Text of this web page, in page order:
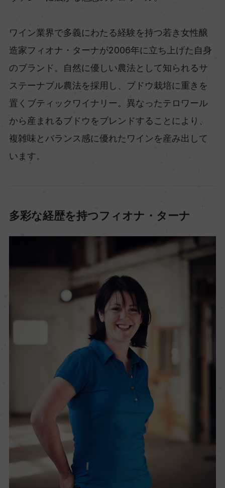
ワイン業界で多義にわたる経験を持つ若き女性醸
造家フィオナ・ターナが2006年に立ち上げた自身
のブランド。自然に優しい農法として知られるサ
ステーナブル農法を採用し、ブドウ栽培に重きを
置くブティックワイナリー。異なったテロワール
から産まれるブドウをブレンドすることにより、
複雑味とバランス感に優れたワインを産み出して
います。
多彩な経歴を持つフィオナ・ターナ